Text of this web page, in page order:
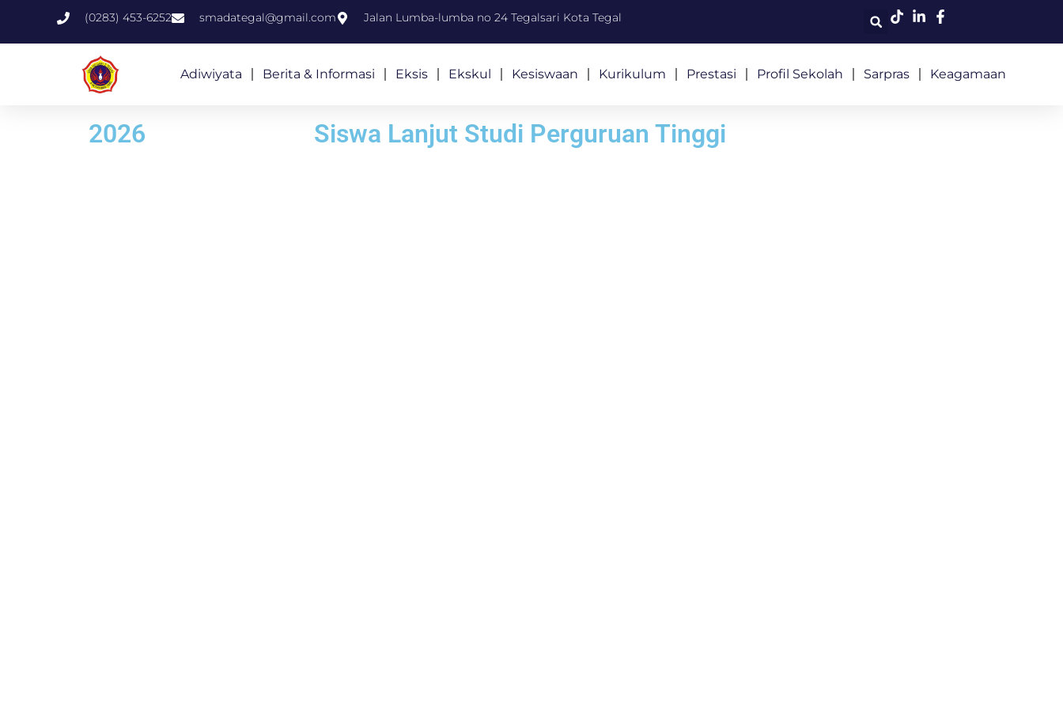
(0283) 453-6252 smadategal@gmail.com Jalan Lumba-lumba no 24 Tegalsari Kota Tegal
Adiwiyata Berita & Informasi Eksis Ekskul Kesiswaan Kurikulum Prestasi Profil Sekolah Sarpras Keagamaan
2026 Siswa Lanjut Studi Perguruan Tinggi